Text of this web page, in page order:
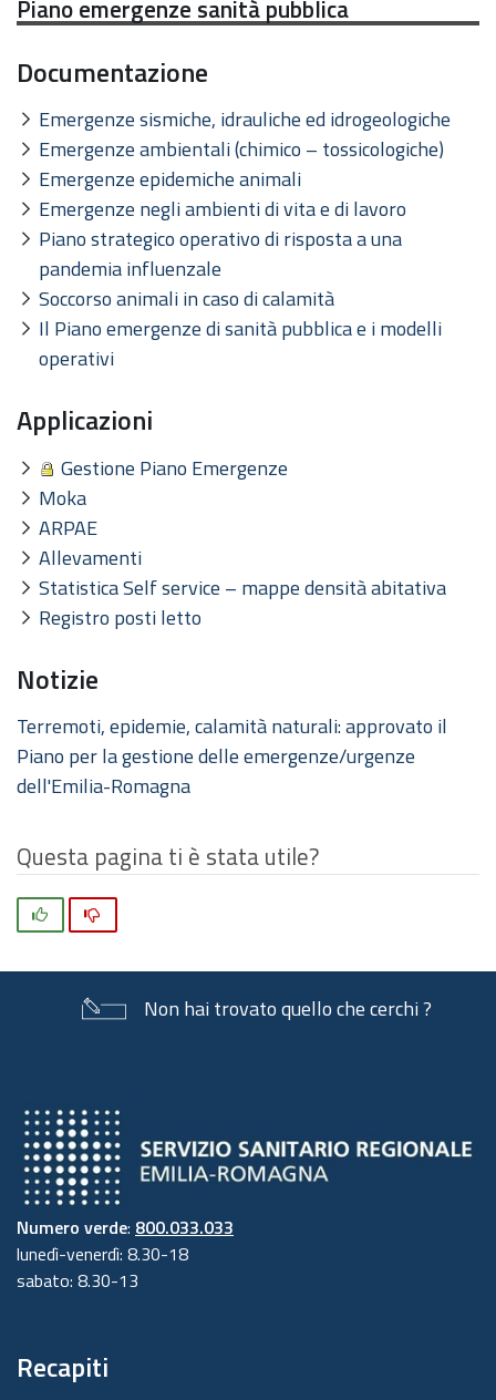
Piano emergenze sanità pubblica
Documentazione
Emergenze sismiche, idrauliche ed idrogeologiche
Emergenze ambientali (chimico – tossicologiche)
Emergenze epidemiche animali
Emergenze negli ambienti di vita e di lavoro
Piano strategico operativo di risposta a una
pandemia influenzale
Soccorso animali in caso di calamità
Il Piano emergenze di sanità pubblica e i modelli
operativi
Applicazioni
Gestione Piano Emergenze
Moka
ARPAE
Allevamenti
Statistica Self service – mappe densità abitativa
Registro posti letto
Notizie
Terremoti, epidemie, calamità naturali: approvato il
Piano per la gestione delle emergenze/urgenze
dell'Emilia-Romagna
Questa pagina ti è stata utile?
Non hai trovato quello che cerchi ?
Numero verde: 800.033.033
lunedì-venerdì: 8.30-18
sabato: 8.30-13
Recapiti